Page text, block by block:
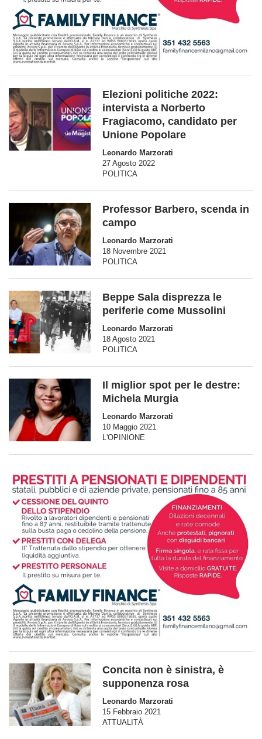
Elezioni politiche 2022:
intervista a Norberto
Fragiacomo, candidato per
Unione Popolare
Leonardo Marzorati
27 Agosto 2022
POLITICA
Professor Barbero, scenda in
campo
Leonardo Marzorati
18 Novembre 2021
POLITICA
Beppe Sala disprezza le
periferie come Mussolini
Leonardo Marzorati
18 Agosto 2021
POLITICA
Il miglior spot per le destre:
Michela Murgia
Leonardo Marzorati
10 Maggio 2021
L'OPINIONE
Concita non è sinistra, è
supponenza rosa
Leonardo Marzorati
15 Febbraio 2021
ATTUALITÀ